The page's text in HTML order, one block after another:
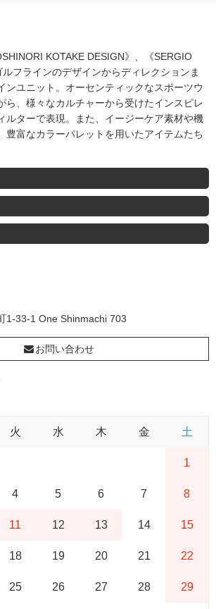
KOTAKE DESIGN》、《SERGIO
フラインのデザインからディレクションま
ンユニット。オーセンティックなスポーツウ
ら、様々なカルチャーから受けたインスピレ
ルターで表現。また、イージーケア素材や機
豊富なカラーパレットを用いたアイテムたち
1-33-1 One Shinmachi 703
お問い合わせ
火 水 木 金 土
1
4 5 6 7 8
11 12 13 14 15
18 19 20 21 22
25 26 27 28 29